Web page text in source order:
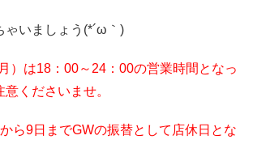
ゃいましょう(*´ω｀)
）は18：00～24：00の営業時間となっ
くださいませ。
ら9日までGWの振替として店休日とな